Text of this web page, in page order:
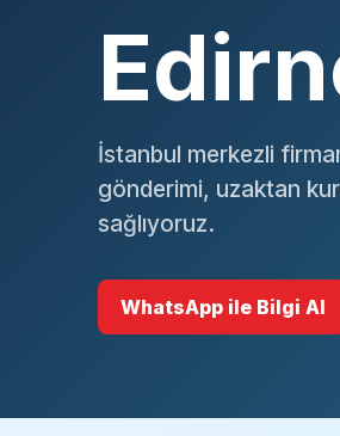
İstanbul merkezli
gönderimi, uzaktan
sağlıyoruz.
WhatsApp ile Bilgi Al